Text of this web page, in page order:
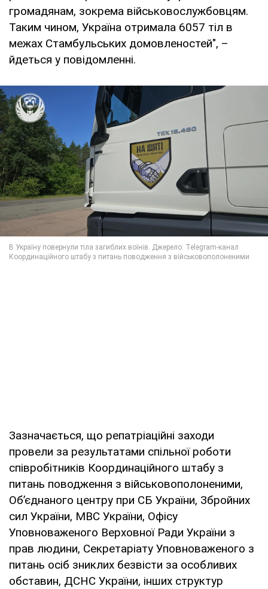
громадянам, зокрема військовослужбовцям.
Таким чином, Україна отримала 6057 тіл в
межах Стамбульських домовленостей", –
йдеться у повідомленні.
Зазначається, що репатріаційні заходи
провели за результатами спільної роботи
співробітників Координаційного штабу з
питань поводження з військовополоненими,
Об’єднаного центру при СБ України, Збройних
сил України, МВС України, Офісу
Уповноваженого Верховної Ради України з
прав людини, Секретаріату Уповноваженого з
питань осіб зниклих безвісти за особливих
обставин, ДСНС України, інших структур